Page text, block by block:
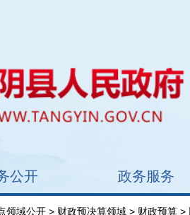
公开 政务服务
领域公开 > 财政预决算领域 > 财政预算 >